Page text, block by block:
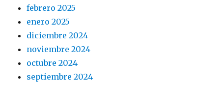
febrero 2025
enero 2025
diciembre 2024
noviembre 2024
octubre 2024
septiembre 2024